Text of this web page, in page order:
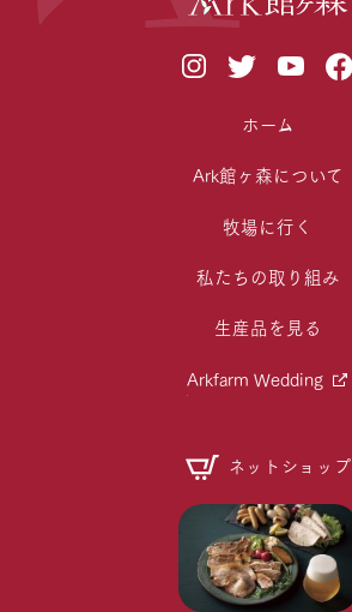
ホーム
Ark館ヶ森について
牧場に行く
私たちの取り組み
生産品を見る
Arkfarm Wedding
ネットショップ